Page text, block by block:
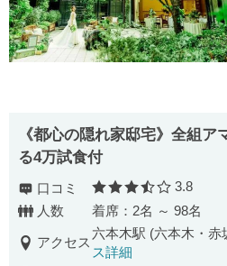
《都心の隠れ家邸宅》全組ア
る4万試食付
口コミ 口コミ評
3.8
人数
着席：2名 ～ 98名
アクセス
六本木駅 (六本木・赤
ス詳細